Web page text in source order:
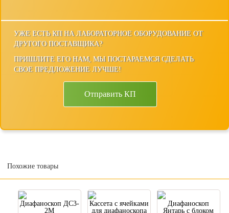
УЖЕ ЕСТЬ КП НА ЛАБОРАТОРНОЕ ОБОРУДОВАНИЕ ОТ
ДРУГОГО ПОСТАВЩИКА?
ПРИШЛИТЕ ЕГО НАМ, МЫ ПОСТАРАЕМСЯ СДЕЛАТЬ
СВОЕ ПРЕДЛОЖЕНИЕ ЛУЧШЕ!
Отправить КП
Похожие товары
Диафаноскоп ДС3-
2М
Кассета с ячейками
для диафаноскопа
Диафаноскоп
Янтарь с блоком